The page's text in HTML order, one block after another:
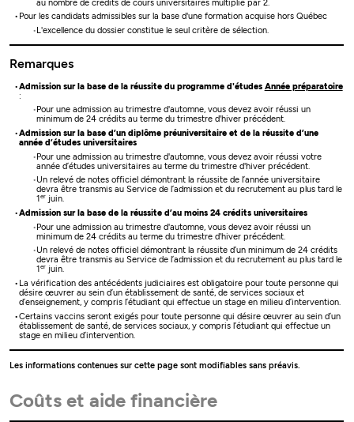
au nombre de crédits de cours universitaires multiplié par 2.
Pour les candidats admissibles sur la base d'une formation acquise hors Québec
L'excellence du dossier constitue le seul critère de sélection.
Remarques
Admission sur la base de la réussite du programme d'études Année préparatoire
:
Pour une admission au trimestre d'automne, vous devez avoir réussi un
minimum de 24 crédits au terme du trimestre d'hiver précédent.
Admission sur la base d’un diplôme préuniversitaire et de la réussite d’une
année d’études universitaires
Pour une admission au trimestre d'automne, vous devez avoir réussi votre
année d’études universitaires au terme du trimestre d'hiver précédent.
Un relevé de notes officiel démontrant la réussite de l’année universitaire
devra être transmis au Service de l’admission et du recrutement au plus tard le
1er juin.
Admission sur la base de la réussite d’au moins 24 crédits universitaires
Pour une admission au trimestre d'automne, vous devez avoir réussi un
minimum de 24 crédits au terme du trimestre d'hiver précédent.
Un relevé de notes officiel démontrant la réussite d’un minimum de 24 crédits
devra être transmis au Service de l’admission et du recrutement au plus tard le
1er juin.
La vérification des antécédents judiciaires est obligatoire pour toute personne qui
désire œuvrer au sein d’un établissement de santé, de services sociaux et
d’enseignement, y compris l’étudiant qui effectue un stage en milieu d’intervention.
Certains vaccins seront exigés pour toute personne qui désire œuvrer au sein d’un
établissement de santé, de services sociaux, y compris l’étudiant qui effectue un
stage en milieu d’intervention.
Les informations contenues sur cette page sont modifiables sans préavis.
Coûts et aide financière